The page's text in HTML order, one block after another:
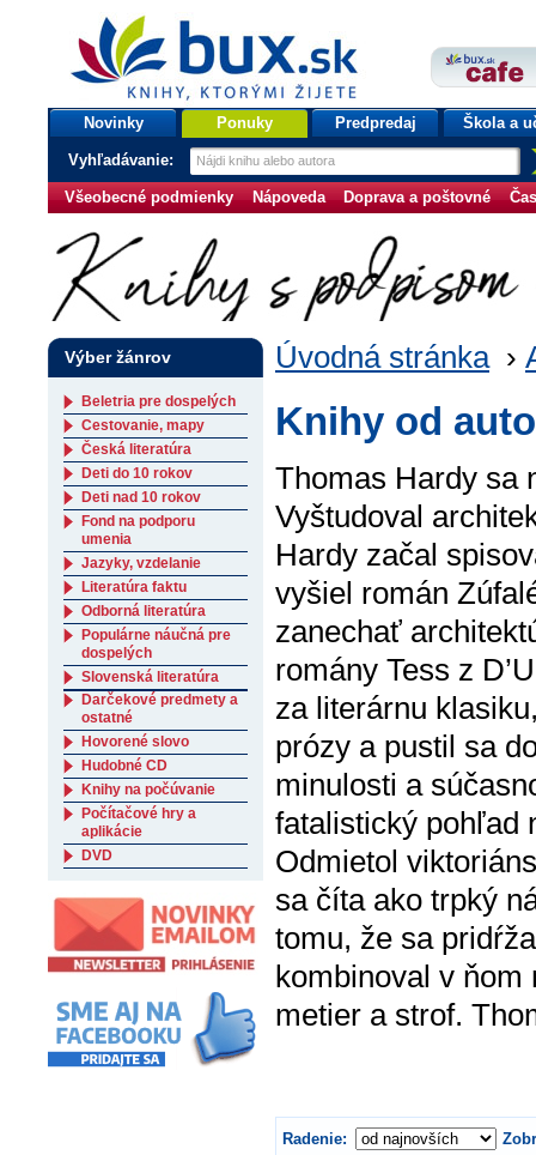
bux.sk
knihy, ktorými žijete
Úvodná stránka
Novinky Ponuky Predpredaj Škola a
Vyhľadávanie:
Všeobecné podmienky Nápoveda Doprava a poštovné
Úvodná stránka ›
Knihy od
Thomas Hardy sa
Vyštudoval
Hardy začal
vyšiel román
zanechať
romány Tess z
za literárnu
prózy a pustil sa
minulosti a
fatalistický pohľad
Odmietol
sa číta ako trpký
tomu, že sa
kombinoval v ňom
metier a strof.
Radenie:
Výber žánrov
Beletria pre dospelých
Cestovanie, mapy
Česká literatúra
Deti do 10 rokov
Deti nad 10 rokov
Fond na podporu
umenia
Jazyky, vzdelanie
Literatúra faktu
Odborná literatúra
Populárne náučná pre
dospelých
Slovenská literatúra
Darčekové predmety a
ostatné
Hovorené slovo
Hudobné CD
Knihy na počúvanie
Počítačové hry a
aplikácie
DVD